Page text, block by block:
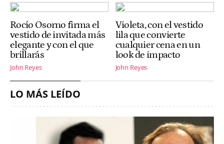
Rocío Osorno firma el
vestido de invitada más
elegante y con el que
brillarás
John Reyes
Violeta, con el vestido
lila que convierte
cualquier cena en un
look de impacto
John Reyes
LO MÁS LEÍDO